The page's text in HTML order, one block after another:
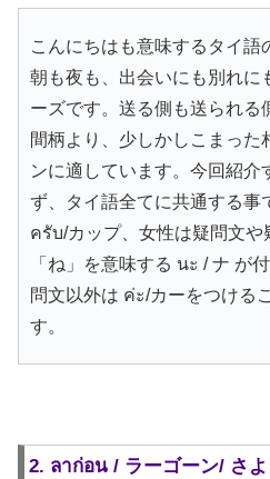
こんにちはも意味するタイ語
朝も夜も、出会いにも別れに
ーズです。送る側も送られる
間柄より、少しかしこまった
ンに適しています。今回紹介
ず、タイ語全てに共通する事
ครับ/カップ、女性は疑問文や
「ね」を意味する นะ / ナ が
問文以外は ค่ะ/カーをつける
す。
2. ลาก่อน / ラーゴーン/ さよ